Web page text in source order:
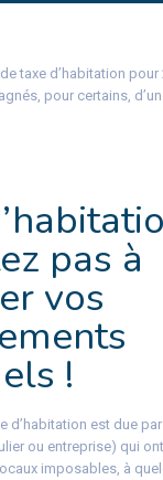
taxe d’habitation pour
pour certains,
pas à
vos
!
d’habitation est due
ou entreprise) qui
imposables, à